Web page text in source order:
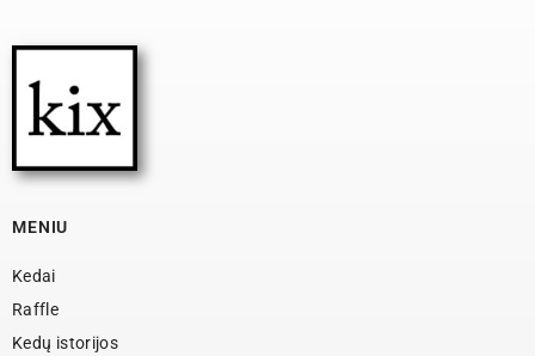
MENIU
Kedai
Raffle
Kedų istorijos